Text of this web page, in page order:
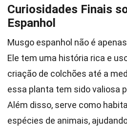
Curiosidades Finais
Espanhol
Musgo espanhol não é
Ele tem uma história rica e
criação de colchões até a
essa planta tem sido valiosa
Além disso, serve como
espécies de animais,